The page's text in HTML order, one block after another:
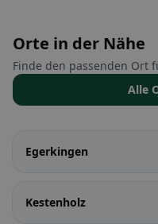
Orte in der Nähe
Finde den passenden Ort
Alle
Egerkingen
Kestenholz